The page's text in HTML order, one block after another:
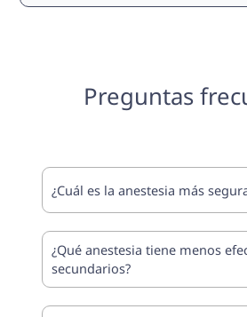
Preguntas
¿Cuál es la anestesia más
¿Qué anestesia tiene menos
secundarios?